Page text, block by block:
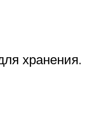
хранения.